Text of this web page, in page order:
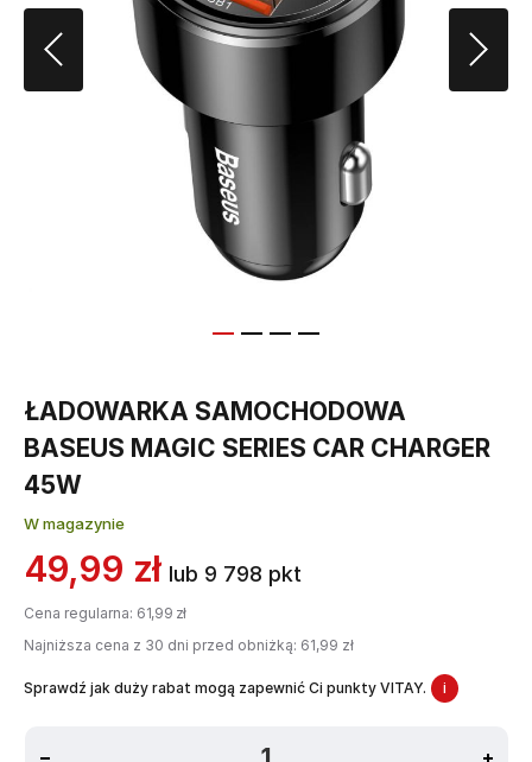
ŁADOWARKA SAMOCHODOWA
BASEUS MAGIC SERIES CAR CHARGER
45W
W magazynie
49,99 zł lub 9 798 pkt
Cena regularna: 61,99 zł
Najniższa cena z 30 dni przed obniżką: 61,99 zł
Sprawdź jak duży rabat mogą zapewnić Ci punkty VITAY. i